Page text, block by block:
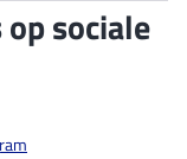
sociale